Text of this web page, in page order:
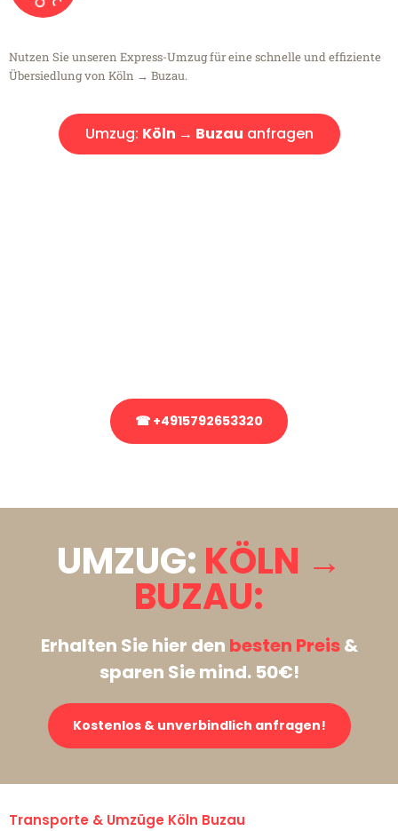
Nutzen Sie unseren Express-Umzug für eine schnelle und effiziente
Übersiedlung von Köln → Buzau.
Umzug: Köln → Buzau anfragen
☎ +4915792653320
UMZUG: KÖLN →
BUZAU:
Erhalten Sie hier den besten Preis&
sparen Sie mind. 50€!
Kostenlos & unverbindlich anfragen!
Transporte & Umzüge Köln Buzau